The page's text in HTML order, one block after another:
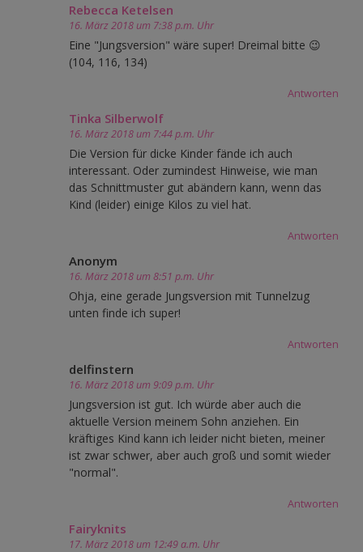
Rebecca Ketelsen
16. März 2018 um 7:38 p.m. Uhr
Eine "Jungsversion" wäre super! Dreimal bitte 😉
(104, 116, 134)
Antworten
Tinka Silberwolf
16. März 2018 um 7:44 p.m. Uhr
Die Version für dicke Kinder fände ich auch
interessant. Oder zumindest Hinweise, wie man
das Schnittmuster gut abändern kann, wenn das
Kind (leider) einige Kilos zu viel hat.
Antworten
Anonym
16. März 2018 um 8:51 p.m. Uhr
Ohja, eine gerade Jungsversion mit Tunnelzug
unten finde ich super!
Antworten
delfinstern
16. März 2018 um 9:09 p.m. Uhr
Jungsversion ist gut. Ich würde aber auch die
aktuelle Version meinem Sohn anziehen. Ein
kräftiges Kind kann ich leider nicht bieten, meiner
ist zwar schwer, aber auch groß und somit wieder
"normal".
Antworten
Fairyknits
17. März 2018 um 12:49 a.m. Uhr